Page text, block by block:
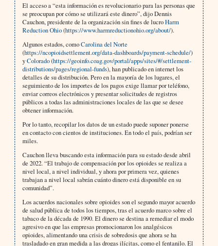
El acceso a “esta información es revolucionario para las personas que
se preocupan por cómo se utilizará este dinero”, dijo Dennis
Cauchon, presidente de la organización sin fines de lucroHarm
Reduction Ohio(https://www.harmreductionohio.org/about/).
Algunos estados, comoCarolina del Norte
(https://ncopioidsettlement.org/data-dashboards/payment-schedule/)
yColorado(https://geoinfo.coag.gov/portal/apps/sites/#/settlement-
distributions/pages/regional-funds), han publicado en internet los
detalles de su distribución. Pero en la mayoría de los lugares, el
seguimiento de los importes de los pagos exige llamar por teléfono,
enviar correos electrónicos y presentar solicitudes de registros
públicos a todas las administraciones locales de las que se desee
obtener información.
Por lo tanto, recopilar los datos de un estado puede suponer ponerse
en contacto con cientos de instituciones. En todo el país, podrían ser
miles.
Cauchon lleva buscando esta información para su estado desde abril
de 2022. “El trabajo de compensación por los opioides se realiza a
nivel local, a nivel individual, y ahora por primera vez, quienes
trabajan a nivel local sabrán cuánto dinero está disponible en su
comunidad”.
Los acuerdos nacionales sobre opioides son el segundo mayor acuerdo
de salud pública de todos los tiempos, tras el acuerdo marco sobre el
tabaco de la década de 1990. El dinero se destina a remediar el modo
agresivo en que las empresas promocionaron los analgésicos
opioides, alimentando una crisis de sobredosis que ahora se ha
trasladado en gran medida a las drogas ilícitas, como el fentanilo. El